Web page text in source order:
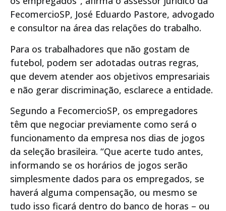
FecomercioSP, José Eduardo Pastore, advogado
e consultor na área das relações do trabalho.
Para os trabalhadores que não gostam de
futebol, podem ser adotadas outras regras,
que devem atender aos objetivos empresariais
e não gerar discriminação, esclarece a entidade.
Segundo a FecomercioSP, os empregadores
têm que negociar previamente como será o
funcionamento da empresa nos dias de jogos
da seleção brasileira. “Que acerte tudo antes,
informando se os horários de jogos serão
simplesmente dados para os empregados, se
haverá alguma compensação, ou mesmo se
tudo isso ficará dentro do banco de horas – ou